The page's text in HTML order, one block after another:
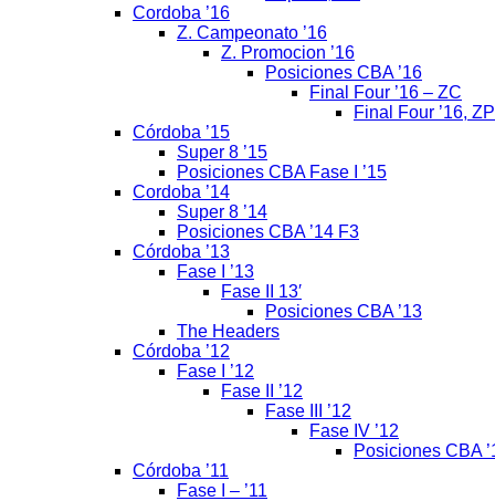
Cordoba ’16
Z. Campeonato ’16
Z. Promocion ’16
Posiciones CBA ’16
Final Four ’16 – ZC
Final Four ’16, ZP
Córdoba ’15
Super 8 ’15
Posiciones CBA Fase I ’15
Cordoba ’14
Super 8 ’14
Posiciones CBA ’14 F3
Córdoba ’13
Fase I ’13
Fase II 13′
Posiciones CBA ’13
The Headers
Córdoba ’12
Fase I ’12
Fase II ’12
Fase III ’12
Fase IV ’12
Posiciones CBA
Córdoba ’11
Fase I – ’11